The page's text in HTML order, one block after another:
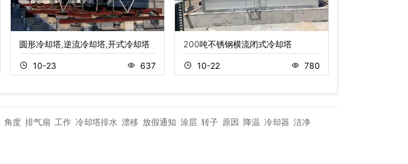
圆形冷却塔,逆流冷却塔,开式冷却塔
10-23 637
200吨不锈钢横流闭式冷却塔
10-22 780
角度 排气扇 工作 冷却塔排水 漂移 放假通知 涂层 转子 原因 降温 冷却器 洁净